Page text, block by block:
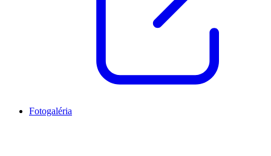
Fotogaléria